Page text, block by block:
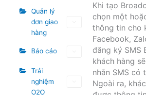
Quản lý
đơn giao
hàng
Báo cáo
Trải
nghiệm
O2O
Khi tạo
chọn một
thông tin cho
Facebook,
đăng ký SMS
khách hàng
nhắn SMS có
Ngoài ra,